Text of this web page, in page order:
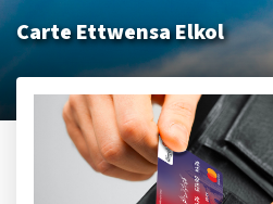
Carte Ettwensa Elkol